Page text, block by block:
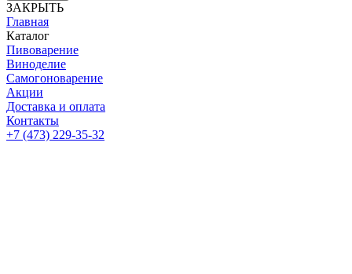
ЗАКРЫТЬ
Главная
Каталог
Пивоварение
Виноделие
Самогоноварение
Акции
Доставка и оплата
Контакты
+7 (473) 229-35-32